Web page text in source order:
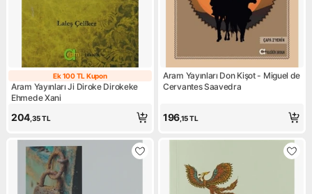
Ek 100 TL Kupon
Ek 100 TL Kupon
Aram Yayınları Ji Diroke Dirokeke
Ehmede Xani
204,35TL
Aram Yayınları Don Kişot - Miguel de
Cervantes Saavedra
196,15TL